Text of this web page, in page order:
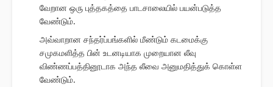
வேறான ஒரு புத்தகத்தை பாடசாலையில் பயன்படுத்த
வேண்டும்.
அவ்வாறான சந்தர்ப்பங்களில் மீண்டும் கடமைக்கு
சமுகமளித்த பின் உடனடியாக முறையான லீவு
விண்ணப்பத்தினூடாக அந்த லீவை அனுமதித்துக் கொள்ள
வேண்டும்.